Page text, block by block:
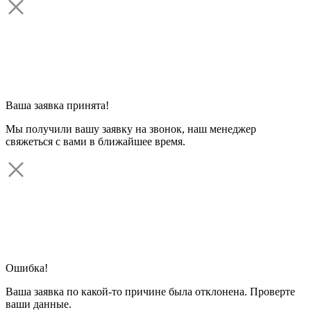
Ваша заявка принята!
Мы получили вашу заявку на звонок, наш менеджер
свяжеться с вами в ближайшее время.
Ошибка!
Ваша заявка по какой-то причине была отклонена. Проверте
ваши данные.